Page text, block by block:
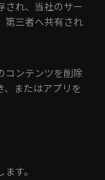
され、当社のサー
第三者へ共有され
コンテンツを削除
、またはアプリを
す。